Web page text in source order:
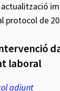
protocol de
laboral
adjunt